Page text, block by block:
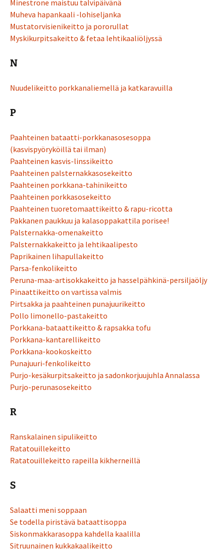
Minestrone maistuu talvipäivänä
Muheva hapankaali -lohiseljanka
Mustatorvisienikeitto ja pororullat
Myskikurpitsakeitto & fetaa lehtikaaliöljyssä
N
Nuudelikeitto porkkanaliemellä ja katkaravuilla
P
Paahteinen bataatti-porkkanasosesoppa
(kasvispyöryköillä tai ilman)
Paahteinen kasvis-linssikeitto
Paahteinen palsternakkasosekeitto
Paahteinen porkkana-tahinikeitto
Paahteinen porkkasosekeitto
Paahteinen tuoretomaattikeitto & rapu-ricotta
Pakkanen paukkuu ja kalasoppakattila porisee!
Palsternakka-omenakeitto
Palsternakkakeitto ja lehtikaalipesto
Paprikainen lihapullakeitto
Parsa-fenkolikeitto
Peruna-maa-artisokkakeitto ja hasselpähkinä-persiljaöljy
Pinaattikeitto on vartissa valmis
Pirtsakka ja paahteinen punajuurikeitto
Pollo limonello-pastakeitto
Porkkana-bataattikeitto & rapsakka tofu
Porkkana-kantarellikeitto
Porkkana-kookoskeitto
Punajuuri-fenkolikeitto
Purjo-kesäkurpitsakeitto ja sadonkorjuujuhla Annalassa
Purjo-perunasosekeitto
R
Ranskalainen sipulikeitto
Ratatouillekeitto
Ratatouillekeitto rapeilla kikherneillä
S
Salaatti meni soppaan
Se todella piristävä bataattisoppa
Siskonmakkarasoppa kahdella kaalilla
Sitruunainen kukkakaalikeitto